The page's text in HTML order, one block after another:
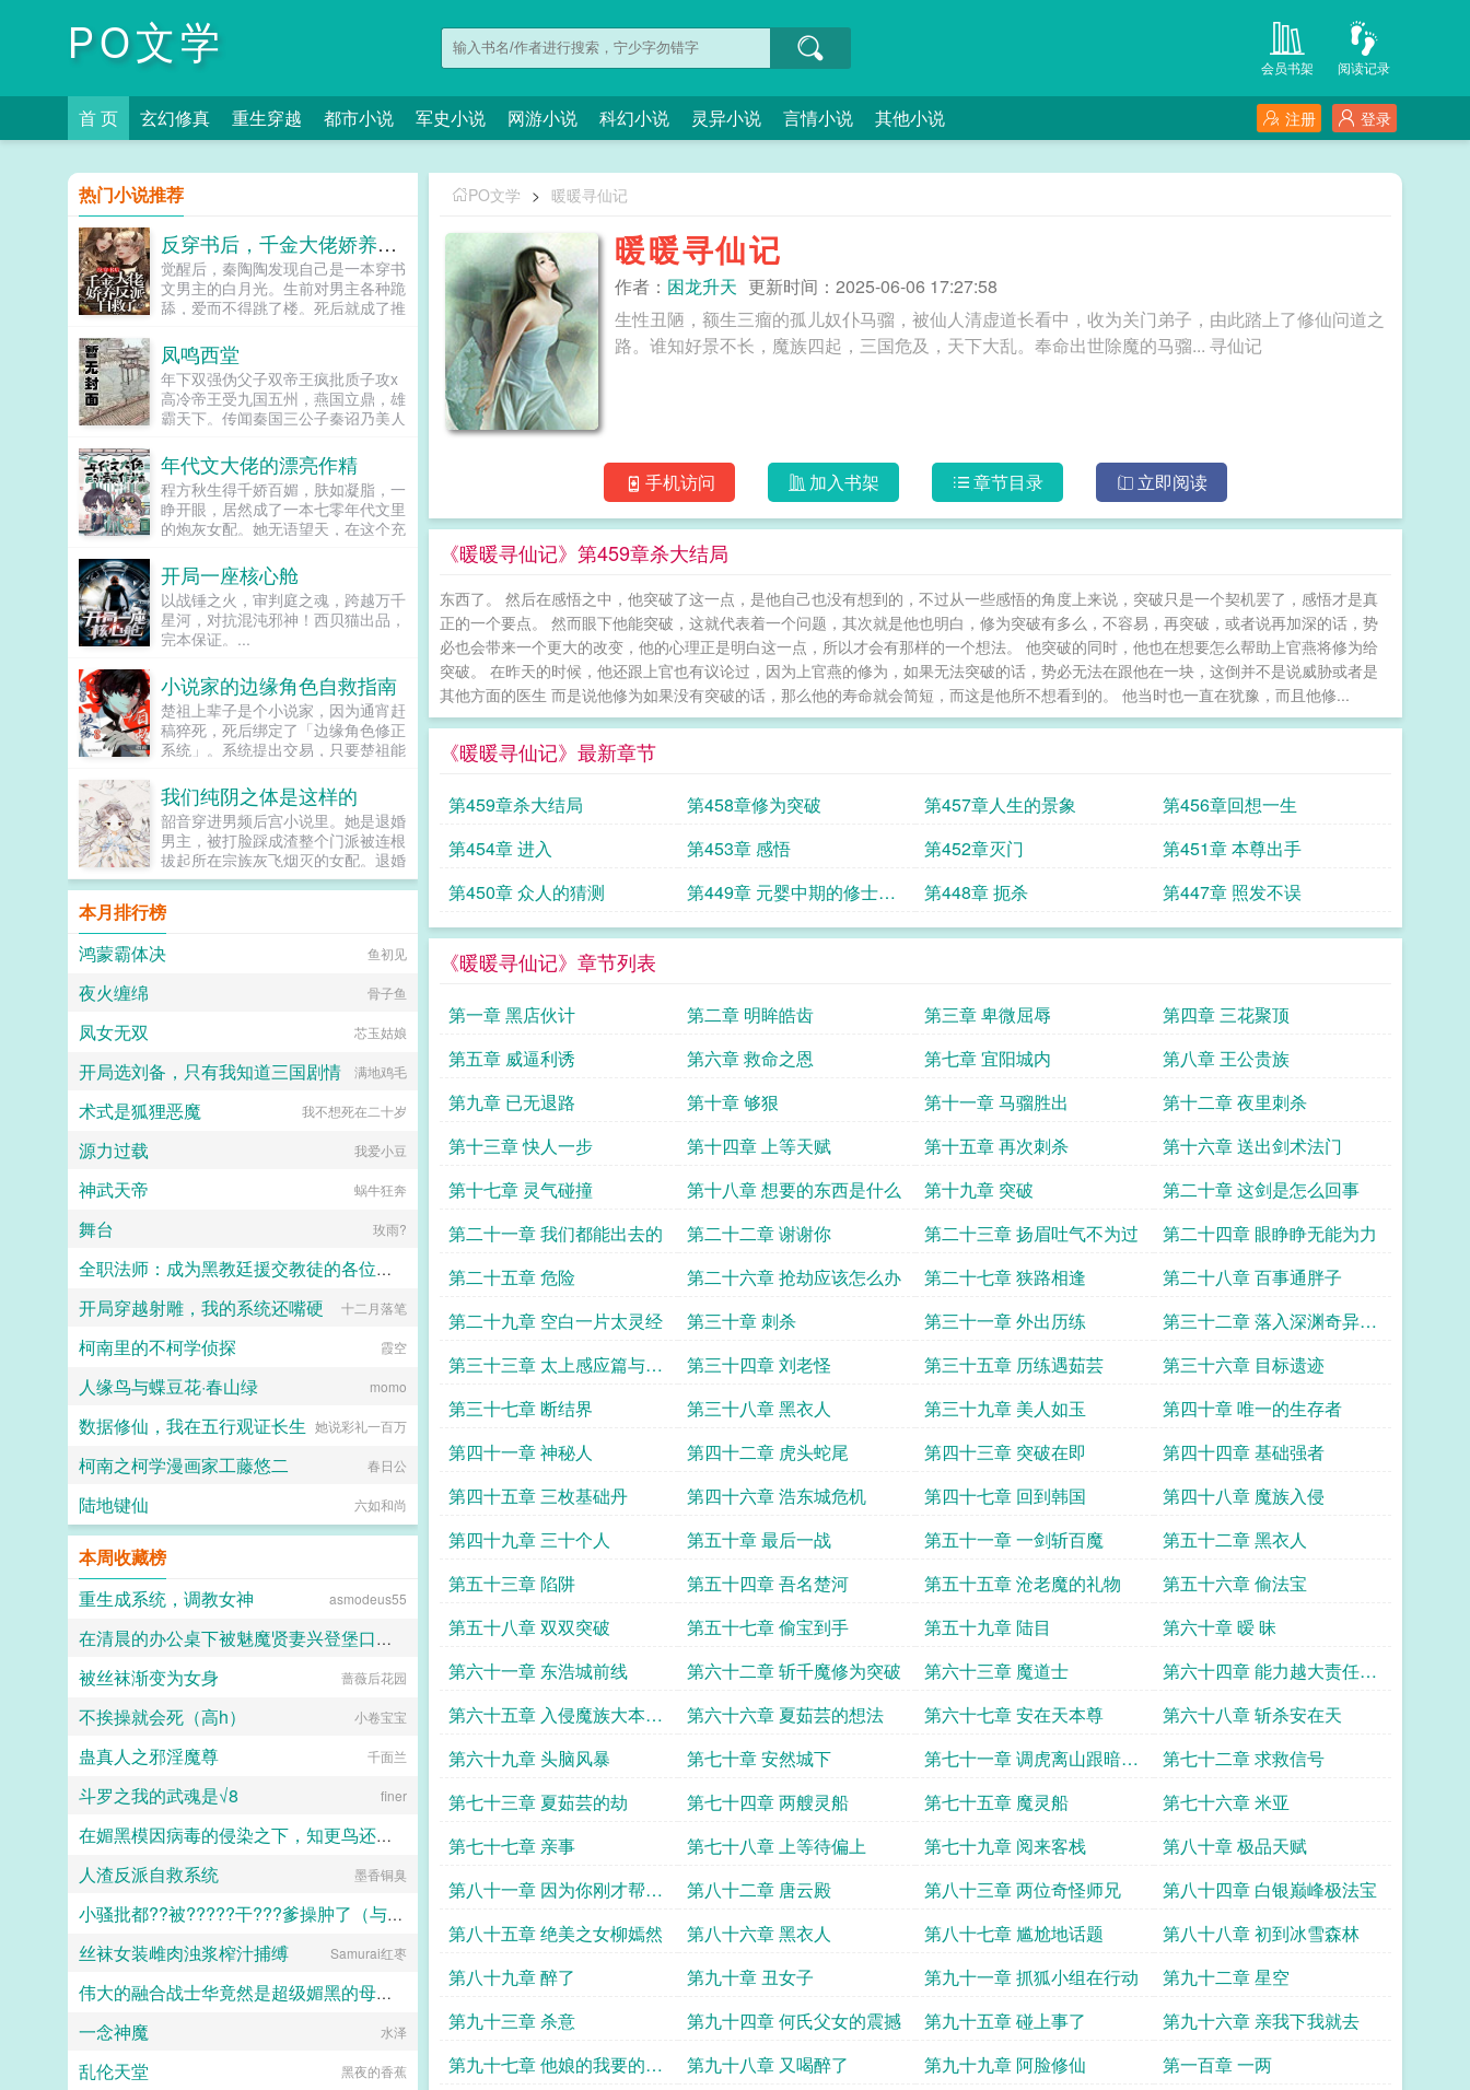
PO文学 阅读记录
会员书架
首 页 玄幻修真 重生穿越 都市小说 军史小说 网游小说 科幻小说 灵异小说 言情小说 其他小说 登录
注册
PO文学 > 暖暖寻仙记
暖暖寻仙记
作者： 困龙升天 更新时间：2025-06-06 17:27:58
生性丑陋，额生三瘤的孤儿奴仆马骝，被仙人清虚道长看中，收为关门弟子，由此踏上了修仙问道之
路。谁知好景不长，魔族四起，三国危及，天下大乱。奉命出世除魔的马骝... 寻仙记
手机访问 加入书架 章节目录 立即阅读
《暖暖寻仙记》第459章杀大结局
东西了。 然后在感悟之中，他突破了这一点，是他自己也没有想到的，不过从一些感悟的角度上来说，突破只是一个契机罢了，感悟才是真
正的一个要点。 然而眼下他能突破，这就代表着一个问题，其次就是他也明白，修为突破有多么，不容易，再突破，或者说再加深的话，势
必也会带来一个更大的改变，他的心理正是明白这一点，所以才会有那样的一个想法。 他突破的同时，他也在想要怎么帮助上官燕将修为给
突破。 在昨天的时候，他还跟上官也有议论过，因为上官燕的修为，如果无法突破的话，势必无法在跟他在一块，这倒并不是说威胁或者是
其他方面的医生 而是说他修为如果没有突破的话，那么他的寿命就会简短，而这是他所不想看到的。 他当时也一直在犹豫，而且他修...
《暖暖寻仙记》最新章节
第459章杀大结局 第458章修为突破 第457章人生的景象
第456章回想一生
第454章 进入
第453章 感悟 第452章灭门
第451章 本尊出手
第450章 众人的猜测
第449章 元婴中期的修士出
手
第448章 扼杀 第447章 照发不误
《暖暖寻仙记》章节列表
第一章 黑店伙计 第二章 明眸皓齿 第三章 卑微屈辱
第四章 三花聚顶
第五章 威逼利诱
第六章 救命之恩 第七章 宜阳城内
第八章 王公贵族
第九章 已无退路
第十章 够狠 第十一章 马骝胜出
第十二章 夜里刺杀
第十三章 快人一步
第十四章 上等天赋 第十五章 再次刺杀
第十六章 送出剑术法门
第十七章 灵气碰撞
第十八章 想要的东西是什么 第十九章 突破
第二十章 这剑是怎么回事
第二十一章 我们都能出去的
第二十二章 谢谢你 第二十三章 扬眉吐气不为过
第二十四章 眼睁睁无能为力
第二十五章 危险
第二十六章 抢劫应该怎么办 第二十七章 狭路相逢
第二十八章 百事通胖子
第二十九章 空白一片太灵经
第三十章 刺杀 第三十一章 外出历练
第三十二章 落入深渊奇异洞
府
第三十三章 太上感应篇与地
原行灵篇
第三十四章 刘老怪 第三十五章 历练遇茹芸
第三十六章 目标遗迹
第三十七章 断结界
第三十八章 黑衣人 第三十九章 美人如玉
第四十章 唯一的生存者
第四十一章 神秘人
第四十二章 虎头蛇尾 第四十三章 突破在即
第四十四章 基础强者
第四十五章 三枚基础丹
第四十六章 浩东城危机 第四十七章 回到韩国
第四十八章 魔族入侵
第四十九章 三十个人
第五十章 最后一战 第五十一章 一剑斩百魔
第五十二章 黑衣人
第五十三章 陷阱
第五十四章 吾名楚河 第五十五章 沧老魔的礼物
第五十六章 偷法宝
第五十八章 双双突破
第五十七章 偷宝到手 第五十九章 陆目
第六十章 暧 昧
第六十一章 东浩城前线
第六十二章 斩千魔修为突破 第六十三章 魔道士
第六十四章 能力越大责任越
大
第六十五章 入侵魔族大本营
疯狂一战
第六十六章 夏茹芸的想法 第六十七章 安在天本尊
第六十八章 斩杀安在天
第六十九章 头脑风暴
第七十章 安然城下
第七十一章 调虎离山跟暗度
陈仓
第七十二章 求救信号
第七十三章 夏茹芸的劫
第七十四章 两艘灵船 第七十五章 魔灵船
第七十六章 米亚
第七十七章 亲事
第七十八章 上等待偏上 第七十九章 阅来客栈
第八十章 极品天赋
第八十一章 因为你刚才帮了
我
第八十二章 唐云殿 第八十三章 两位奇怪师兄
第八十四章 白银巅峰极法宝
第八十五章 绝美之女柳嫣然
第八十六章 黑衣人 第八十七章 尴尬地话题
第八十八章 初到冰雪森林
第八十九章 醉了
第九十章 丑女子 第九十一章 抓狐小组在行动
第九十二章 星空
第九十三章 杀意
第九十四章 何氏父女的震撼 第九十五章 碰上事了
第九十六章 亲我下我就去
第九十七章 他娘的我要的人
第九十八章 又喝醉了 第九十九章 阿脸修仙 第一百章 一两
热门小说推荐
反穿书后，千金大佬娇养反派自救了
觉醒后，秦陶陶发现自己是一本穿书
文男主的白月光。生前对男主各种跪
舔，爱而不得跳了楼。死后就成了推
尸。秦家大小姐不干了！马上开启
王...
凤鸣西堂
年下双强伪父子双帝王疯批质子攻x
高冷帝王受九国五州，燕国立鼎，雄
霸天下。传闻秦国三公子秦诏乃美人
心，便将他送去燕国作质子。几渡春
秋，万里霜寒。秦诏乖顺，颇得燕王
宠溺，于及冠年放他归去。哪知三个
月后，他竟扫平障碍，弑父即位。自
此后狼子野心，昭然若揭三载风云变
归化为一，却将精兵对准燕国。强破
宫门之日，未杀一名俘虏，未夺半只
鸡犬。燕王端坐，临视睥睨，不怒而
自威。二人对上视线，促狭中带着几
微眯，仍循着旧日称呼，质问声凛
冽，吾儿，如今可要杀了寡人？秦诏
俯身，骤然折膝跪了下去往日隐忍换
作桀骜，锋锐眉眼经年淬炼，越发显
得狠厉，但唇角柔情却化作了一抹
冠霞帔，金银珠玉贯满箱，另有玺印
一枚，权作信礼。儿臣秦诏笑的璀
璨，忽又改了口，朕，是来迎娶您回
家的。前期日常卖惨求宠博取父王怜
爱的质子攻x每天外冷内热宠溺带娃
的后爹受后期装乖假寐豺狼帝王攻x
高冷美强囚凤帝王受食用注意■时代
架春秋平行时期，称呼及势力地图有
私设。双方无任何亲缘关系，质子到
他国后，称国君为父王。■端水互宠
相爱相杀年龄差7岁年下强强身心
（作者广告位3啵啵）■古耽戎马踏
受权臣技能之伺候娇生惯养的公子哥
儿。■古耽照我满怀冰雪忠犬糙汉暗
卫攻x狠戾变态王爷受被王爷一个巴
掌扇爽了。■古耽误我秦楼约高冷闷
骚大将军x骄扬富贵小少爷被老婆倒
东幻众神审判日疯批大佬x高冷之花
遇到一个顶级疯批罪犯。想杀我？试
失眠的霸总，被手段高超的pua心理
治疗师狠狠拿捏。老婆把我的精神病
治成了恋爱脑...
年代文大佬的漂亮作精
程方秋生得千娇百媚，肤如凝脂，一
睁开眼，居然成了一本七零年代文里
的炮灰女配。她无语望天，在这个充
着便宜老公的丰厚工资买买买，顺便
再好好享受宽肩窄腰，冷峻帅气...
开局一座核心舱
以战锤之火，审判庭之魂，跨越万千
星河，对抗混沌邪神！西贝猫出品，
完本保证。...
小说家的边缘角色自救指南
楚祖上辈子是个小说家，因为通宵赶
稿猝死，死后绑定了「边缘角色修正
系统」。系统提出交易，只要楚祖能
色，他就能重获新生。楚祖改人设是
吧？老擅长了！第一本读者A你可以
让反派降智，但你最好不要做梦觉得
读者也会降智，很难懂吗？还是读者
A靠靠靠！早说是大佬的局中局中局
啊！！祖爹！对不起！是我说话太大
声了！！第二本读者B狗塑适可而
止，就算你重复强调五百次他是可爱
狗狗，但我只看到了一只舔狗，还是
不会汪汪叫的那种。还是读者B起猛
了，看到无敌阳光开朗大狗狗了，哪
里能领养，阿祖！我也要养阿祖！！
第三本读者C作者生活这么不如意，
一定要搞这么五毒俱全的角色？写不
出来东西找个班上吧。还是读者
CMD，祖神，我可真该死啊！第四
本第五本第六本楚祖怎么样，虽然演
的一般，但我改得还行吧？系统你知
道什么叫边缘角色吗？人气大爆角色
算什么边缘角色啊！！！TIPS12100
存稿箱吐章节，偶尔抽空改错字2警
惕祖哥感情牌，他是个狠人3wb短不
拉揪，随机掉落祖哥CG4论坛都会标
注发言时间，精确到秒，有用5是想
简单尝试各种题材的产物，专栏预收
有各个题材，收收菜呗w...
我们纯阴之体是这样的
韶音穿进男频后宫小说里。她是退婚
男主，被打脸踩成渣整个门派被连根
拔起所在宗族灰飞烟灭的女配。退婚
有什么大不了的？退婚后，他就是清
清白白的好汉一条，前程光明，未来
无限。但既然他这么记恨N多年后。
龙傲天男主我知道是我配不上你，但
我在你身边鞍前马后了五百年，饭给
抢，你特么能不能看我一眼？...
本月排行榜
鸿蒙霸体决
鱼初见
夜火缠绵 骨子鱼
凤女无双 芯玉姑娘
开局选刘备，只有我知道三国剧情 满地鸡毛
术式是狐狸恶魔 我不想死在二十岁
源力过载 我爱小豆
神武天帝 蜗牛狂奔
舞台 玫雨?
全职法师：成为黑教廷援交教徒的各位婊子
小磊子
开局穿越射雕，我的系统还嘴硬 十二月落笔
柯南里的不柯学侦探 霞空
人缘鸟与蝶豆花·春山绿 momo
数据修仙，我在五行观证长生 她说彩礼一百万
柯南之柯学漫画家工藤悠二 春日公
陆地键仙 六如和尚
本周收藏榜
重生成系统，调教女神
asmodeus55
在清晨的办公桌下被魅魔贤妻兴登堡口交，夜晚在宴会厅角落的鞋交
火锅气候
被丝袜渐变为女身 蔷薇后花园
不挨操就会死（高h） 小卷宝宝
蛊真人之邪淫魔尊 千面兰
斗罗之我的武魂是√8 finer
在媚黑模因病毒的侵染之下，知更鸟还是恶堕成了黑爹的媚黑母猪
人头木321
人渣反派自救系统 墨香铜臭
小骚批都??被?????干???爹操肿了（与狼共枕）
百无禁忌
丝袜女装雌肉浊浆榨汁捕缚 Samurai红枣
伟大的融合战士华竟然是超级媚黑的母猪便器这件事
嘿嘿嘿
一念神魔 水泽
乱伦天堂 黑夜的香蕉